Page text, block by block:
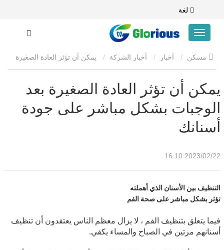
لغة
أخبار أخبار الشركة يمكن أن تؤثر العادة الصغيرة
بعد الوجبات بشكل مباشر على جودة أسنانك
يمكن أن تؤثر العادة الصغيرة بعد
الوجبات بشكل مباشر على جودة
أسنانك
2023/02/22 16:10
التنظيف بين الأسنان الذي أهملته
تؤثر بشكل مباشر على صحة الفم
فيما يتعلق بتنظيف الفم ، لا يزال معظم الناس يعتقدون أن تنظيف
أسنانهم مرتين في الصباح والمساء يكفي.